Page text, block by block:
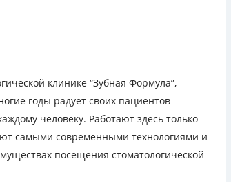
клинике “Зубная Формула”,
годы радует своих пациентов
человеку. Работают здесь только
самыми современными технологиями и
посещения стоматологической